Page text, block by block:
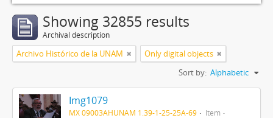
Showing 32855 results
Archival description
Archivo Histórico de la UNAM
Only digital objects
Sort by: Alphabetic
Img1079
MX 09003AHUNAM 1.39-1-25-25A-69
Item